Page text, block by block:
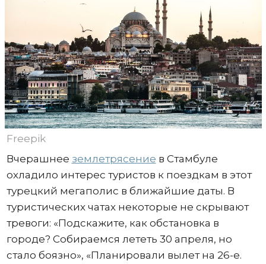
Freepik
Вчерашнее землетрясение в Стамбуле
охладило интерес туристов к поездкам в этот
турецкий мегаполис в ближайшие даты. В
туристических чатах некоторые не скрывают
тревоги: «Подскажите, как обстановка в
городе? Собираемся лететь 30 апреля, но
стало боязно», «Планировали вылет на 26-е.